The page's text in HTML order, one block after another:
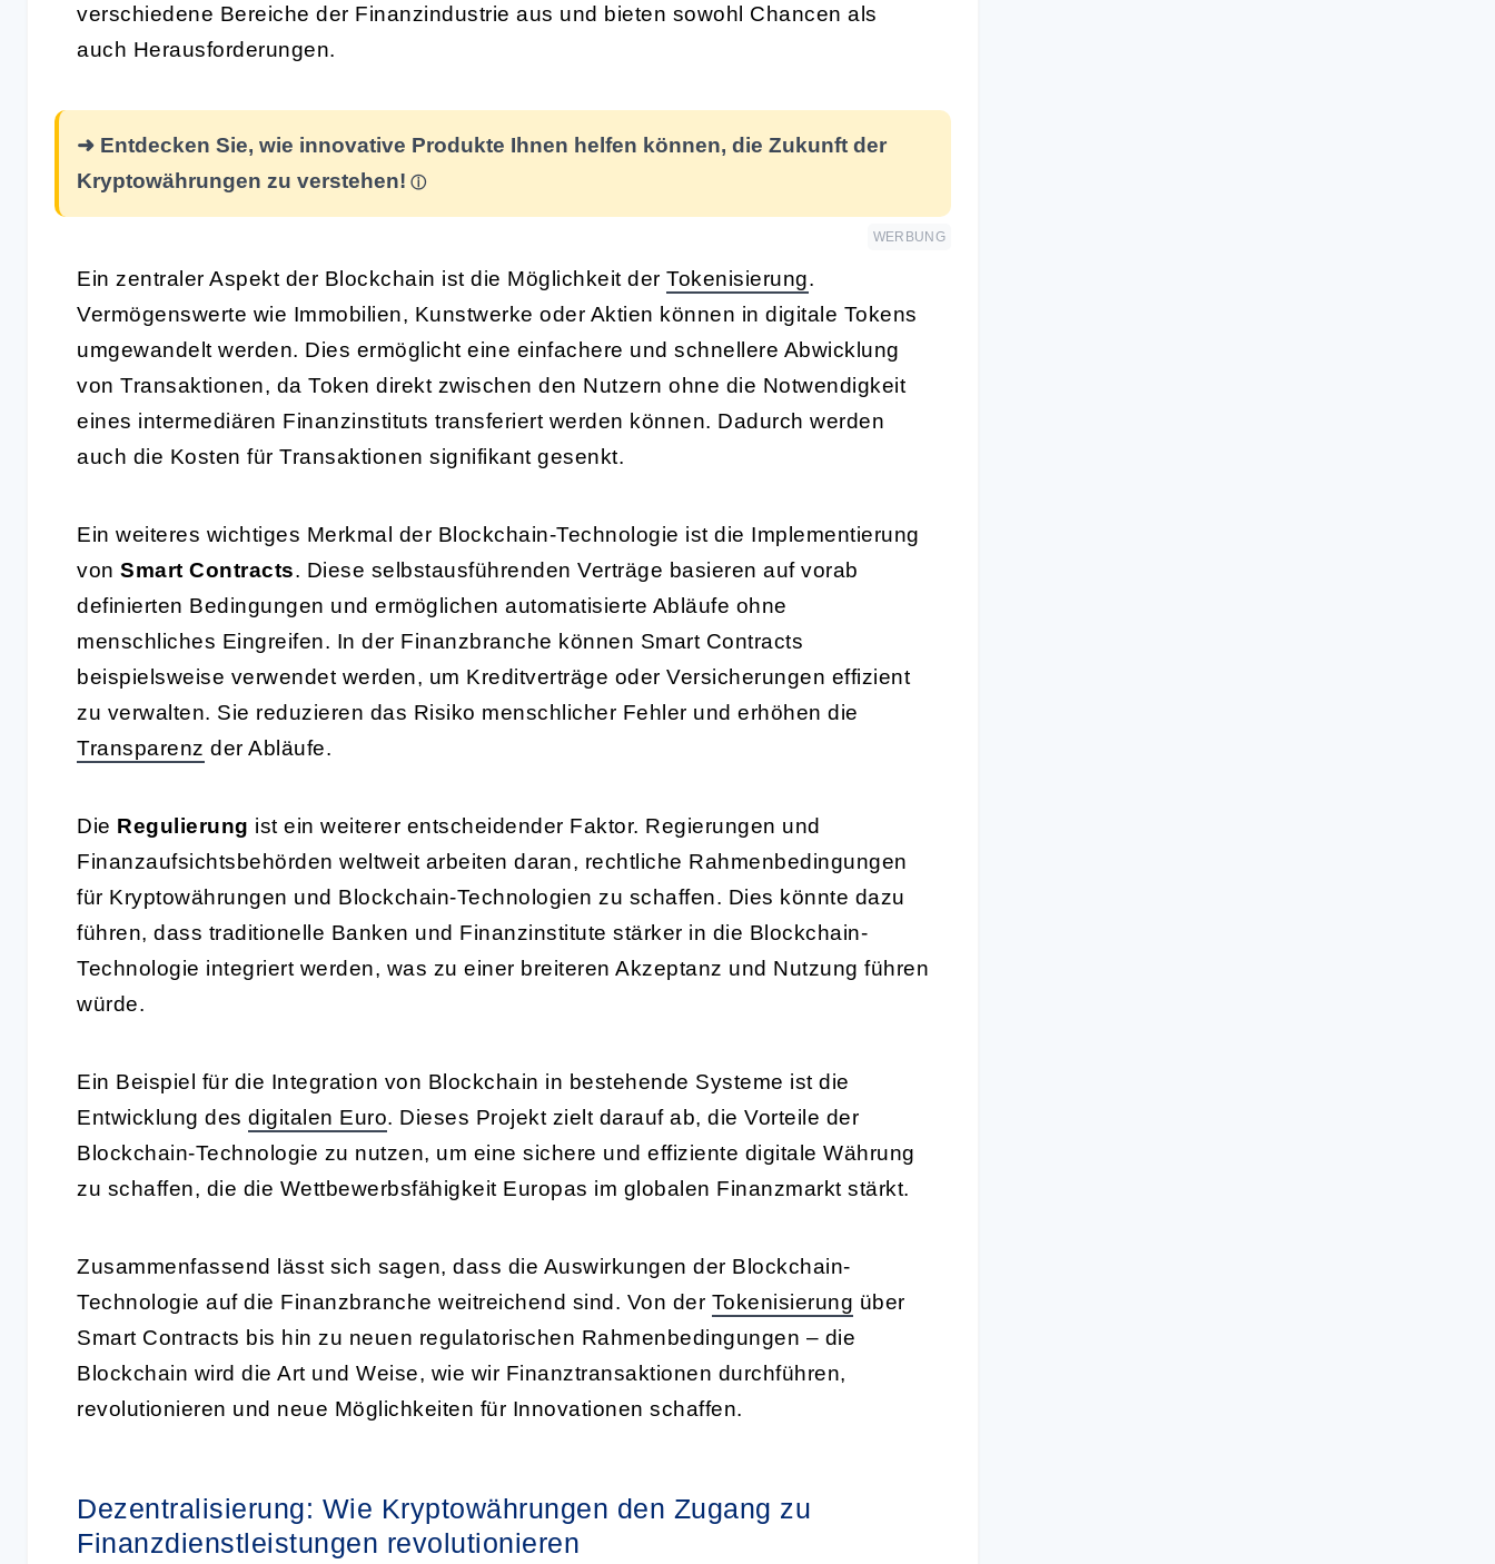
verschiedene Bereiche der Finanzindustrie aus und bieten sowohl Chancen als
auch Herausforderungen.
➜ Entdecken Sie, wie innovative Produkte Ihnen helfen können, die Zukunft der
Kryptowährungen zu verstehen!
WERBUNG
Ein zentraler Aspekt der Blockchain ist die Möglichkeit der Tokenisierung.
Vermögenswerte wie Immobilien, Kunstwerke oder Aktien können in digitale Tokens
umgewandelt werden. Dies ermöglicht eine einfachere und schnellere Abwicklung
von Transaktionen, da Token direkt zwischen den Nutzern ohne die Notwendigkeit
eines intermediären Finanzinstituts transferiert werden können. Dadurch werden
auch die Kosten für Transaktionen signifikant gesenkt.
Ein weiteres wichtiges Merkmal der Blockchain-Technologie ist die Implementierung
von Smart Contracts. Diese selbstausführenden Verträge basieren auf vorab
definierten Bedingungen und ermöglichen automatisierte Abläufe ohne
menschliches Eingreifen. In der Finanzbranche können Smart Contracts
beispielsweise verwendet werden, um Kreditverträge oder Versicherungen effizient
zu verwalten. Sie reduzieren das Risiko menschlicher Fehler und erhöhen die
Transparenz der Abläufe.
Die Regulierung ist ein weiterer entscheidender Faktor. Regierungen und
Finanzaufsichtsbehörden weltweit arbeiten daran, rechtliche Rahmenbedingungen
für Kryptowährungen und Blockchain-Technologien zu schaffen. Dies könnte dazu
führen, dass traditionelle Banken und Finanzinstitute stärker in die Blockchain-
Technologie integriert werden, was zu einer breiteren Akzeptanz und Nutzung führen
würde.
Ein Beispiel für die Integration von Blockchain in bestehende Systeme ist die
Entwicklung des digitalen Euro. Dieses Projekt zielt darauf ab, die Vorteile der
Blockchain-Technologie zu nutzen, um eine sichere und effiziente digitale Währung
zu schaffen, die die Wettbewerbsfähigkeit Europas im globalen Finanzmarkt stärkt.
Zusammenfassend lässt sich sagen, dass die Auswirkungen der Blockchain-
Technologie auf die Finanzbranche weitreichend sind. Von der Tokenisierung über
Smart Contracts bis hin zu neuen regulatorischen Rahmenbedingungen – die
Blockchain wird die Art und Weise, wie wir Finanztransaktionen durchführen,
revolutionieren und neue Möglichkeiten für Innovationen schaffen.
Dezentralisierung: Wie Kryptowährungen den Zugang zu
Finanzdienstleistungen revolutionieren